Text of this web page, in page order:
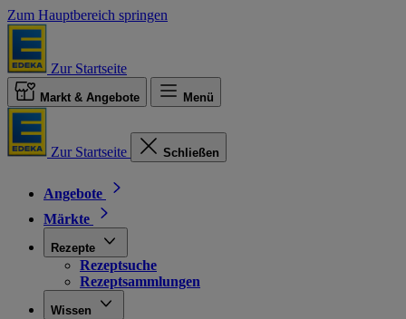
Zum Hauptbereich springen
Zur Startseite
Markt & Angebote Menü
Zur Startseite Schließen
Angebote
Märkte
Rezepte
Rezeptsuche
Rezeptsammlungen
Wissen